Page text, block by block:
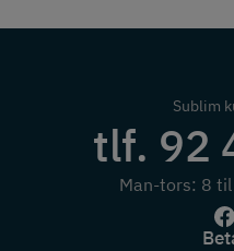
Sublim
tlf. 92
Man-tors: 8